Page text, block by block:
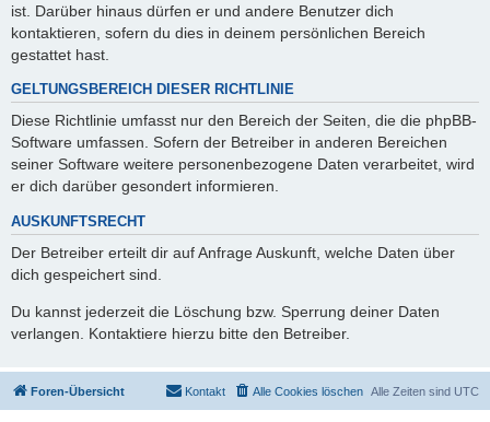
ist. Darüber hinaus dürfen er und andere Benutzer dich
kontaktieren, sofern du dies in deinem persönlichen Bereich
gestattet hast.
GELTUNGSBEREICH DIESER RICHTLINIE
Diese Richtlinie umfasst nur den Bereich der Seiten, die die phpBB-
Software umfassen. Sofern der Betreiber in anderen Bereichen
seiner Software weitere personenbezogene Daten verarbeitet, wird
er dich darüber gesondert informieren.
AUSKUNFTSRECHT
Der Betreiber erteilt dir auf Anfrage Auskunft, welche Daten über
dich gespeichert sind.
Du kannst jederzeit die Löschung bzw. Sperrung deiner Daten
verlangen. Kontaktiere hierzu bitte den Betreiber.
Foren-Übersicht Alle Zeiten sind UTC
Alle Cookies löschen
Kontakt